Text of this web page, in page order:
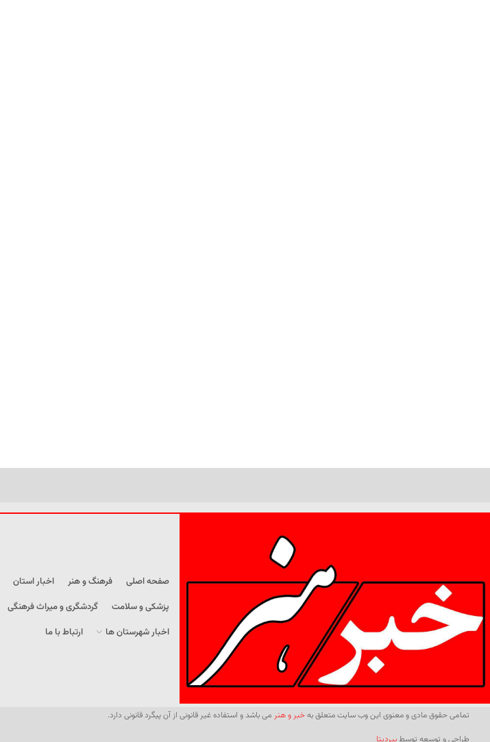
صفحه اصلی فرهنگ و هنر اخبار استان
پزشکی و سلامت
گردشگری و میراث فرهنگی
اخبار شهرستان ها
ارتباط با ما
تمامی حقوق مادی و معنوی این وب سایت متعلق بهخبر و هنر می باشد و استفاده غیر قانونی از آن پیگرد قانونی دارد.
طراحی و توسعه توسطبیردیتا